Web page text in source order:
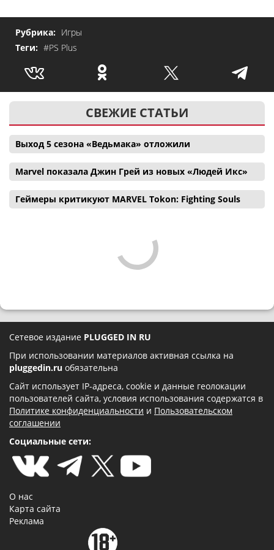
Рубрика: Игры
Теги: #PS Plus
СВЕЖИЕ СТАТЬИ
Выход 5 сезона «Ведьмака» отложили
Marvel показала Джин Грей из новых «Людей Икс»
Геймеры критикуют MARVEL Tokon: Fighting Souls
Сетевое издание PLUGGED IN RU
При использовании материалов активная ссылка на
pluggedin.ru обязательна
Сайт использует IP-адреса, cookie и данные геолокации
пользователей сайта, условия использования содержатся в
Политике конфиденциальности и Пользовательском
соглашении
Социальные сети:
О нас
Карта сайта
Реклама